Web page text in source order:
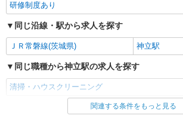
研修制度あり
同じ沿線・駅から求人を探す
ＪＲ常磐線(茨城県) 神立駅
同じ職種から神立駅の求人を探す
清掃・ハウスクリーニング
同じ雇用形態から神立駅の求人を探す
関連する条件をもっと見る